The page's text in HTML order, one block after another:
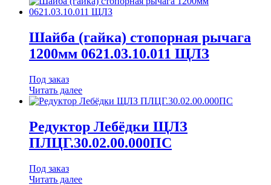
Шайба (гайка) стопорная рычага
1200мм 0621.03.10.011 ЩЛЗ
Под заказ
Читать далее
Редуктор Лебёдки ЩЛЗ
ПЛЦГ.30.02.00.000ПС
Под заказ
Читать далее